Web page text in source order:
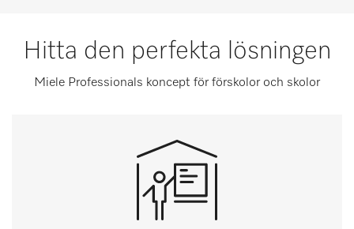
Hitta den perfekta lösningen
Miele Professionals koncept för förskolor och skolor